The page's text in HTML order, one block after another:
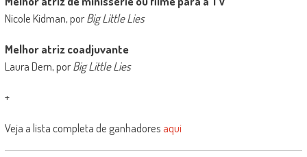
Nicole Kidman, porBig Little Lies
Melhor atriz coadjuvante
Laura Dern, porBig Little Lies
+
Veja a lista completa de ganhadores aqui